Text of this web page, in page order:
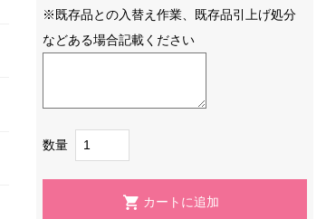
※既存品との入替え作業、既存品引上げ処分
などある場合記載ください
数量